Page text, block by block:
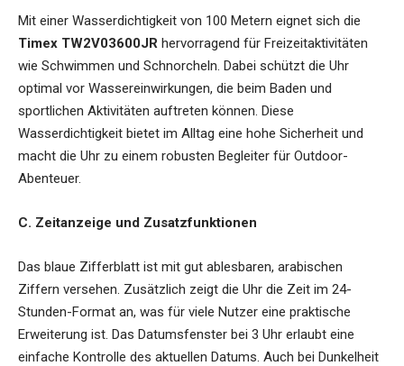
Mit einer Wasserdichtigkeit von 100 Metern eignet sich die
Timex TW2V03600JR hervorragend für Freizeitaktivitäten
wie Schwimmen und Schnorcheln. Dabei schützt die Uhr
optimal vor Wassereinwirkungen, die beim Baden und
sportlichen Aktivitäten auftreten können. Diese
Wasserdichtigkeit bietet im Alltag eine hohe Sicherheit und
macht die Uhr zu einem robusten Begleiter für Outdoor-
Abenteuer.
C. Zeitanzeige und Zusatzfunktionen
Das blaue Zifferblatt ist mit gut ablesbaren, arabischen
Ziffern versehen. Zusätzlich zeigt die Uhr die Zeit im 24-
Stunden-Format an, was für viele Nutzer eine praktische
Erweiterung ist. Das Datumsfenster bei 3 Uhr erlaubt eine
einfache Kontrolle des aktuellen Datums. Auch bei Dunkelheit